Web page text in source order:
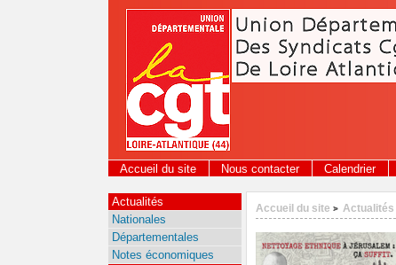
Panneau de gestion des cookies
Accueil du site Nous contacter Calendrier
Accueil du site > Actualités
Actualités
Nationales
Départementales
Notes économiques